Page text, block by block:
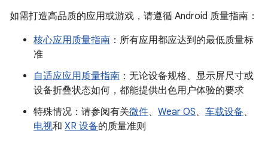
如需打造高品质的应用或游戏，请遵循 Android 质量指南：
核心应用质量指南 ：所有应用都应达到的最低质量标
准
自适应应用质量指南 ：无论设备规格、显示屏尺寸或
设备折叠状态如何，都能提供出色用户体验的要求
特殊情况：请参阅有关微件、 Wear OS、 车载设备、
电视和 XR 设备的质量准则